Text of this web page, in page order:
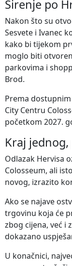
Širenje po
Nakon što su
Sesvete i Ivanec
kako bi tijekom
moglo biti
parkovima i
Brod.
Prema
City Centru
početkom 2027.
Kraj
Odlazak Hervisa
Colosseum, ali
novog, izrazito
Ako se najave
trgovinu koja će
zbog cijena, već i
dokazano
U konačnici,